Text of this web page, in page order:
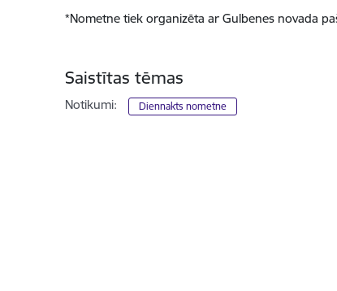
*Nometne tiek organizēta ar Gulbenes novada
Saistītas tēmas
Notikumi: Diennakts nometne